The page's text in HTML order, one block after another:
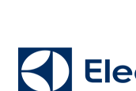
conteúdo